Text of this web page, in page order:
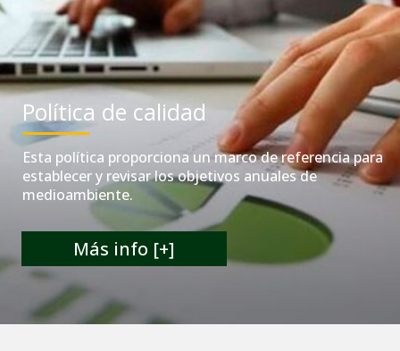
Política de calidad
Esta política proporciona un marco de referencia para
establecer y revisar los objetivos anuales de
medioambiente.
Más info [+]